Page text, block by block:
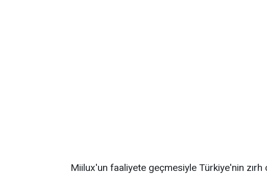
Miilux'un faaliyete geçmesiyle Türkiye'nin zırh